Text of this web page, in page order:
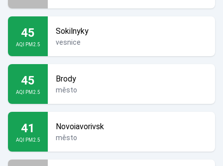
45
AQI PM2.5
Sokilnyky
vesnice
45
AQI PM2.5
Brody
město
41
AQI PM2.5
Novoiavorivsk
město